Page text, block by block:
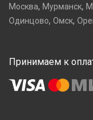
Москва, Мурманск,
Одинцово, Омск,
Принимаем к